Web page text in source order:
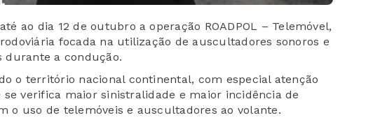
ao dia 12 de outubro a operação ROADPOL – Telemóvel,
focada na utilização de auscultadores sonoros e
durante a condução.
o território nacional continental, com especial atenção
se verifica maior sinistralidade e maior incidência de
o uso de telemóveis e auscultadores ao volante.